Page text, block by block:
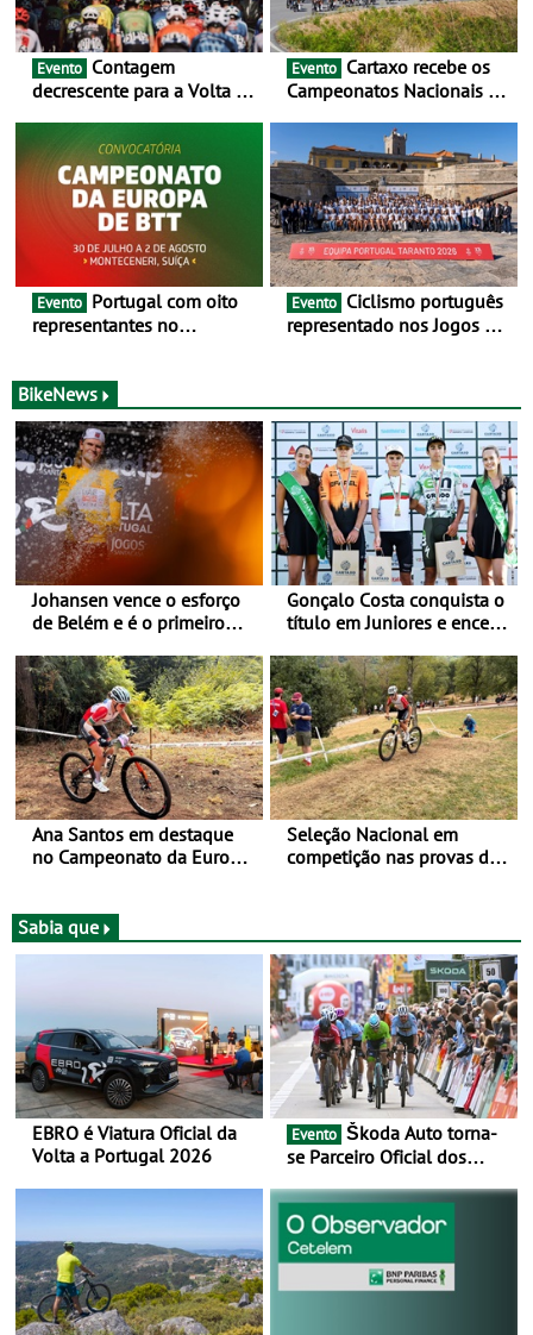
Evento
decrescente para a Volta a
as 17 equipas de 2026
Evento
Campeonatos Nacionais da
julho e 2 de agosto
Evento
representantes no
de agosto, em
Monteceneri, na Suíça
Evento
representado nos Jogos do
BikeNews
Johansen vence o esforço
de Belém e é o primeiro
a Portugal - Prova decorre
entre 5 e 16 de Agosto
Gonçalo Costa conquista o
título em Juniores e encerra
no Cartaxo
Ana Santos em destaque
no Campeonato da Europa
Seleção Nacional em
competição nas provas de
Sabia que
EBRO é Viatura Oficial da
Volta a Portugal 2026
Evento
se Parceiro Oficial dos
BTT e Gravel da UCI - Para
os anos de 2025 e 2026